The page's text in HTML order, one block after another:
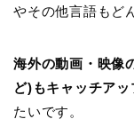
やその他言語もど
海外の動画・映像
ど)もキャッチア
たいです。